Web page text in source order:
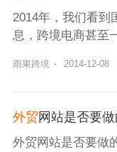
2014年，我们看到
息，跨境电商甚至
微薄，裁员，甚至
雨果跨境 · 2014-12-08
外贸 网站是否要
外贸网站是否要做